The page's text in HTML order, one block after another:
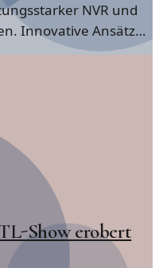
NVR und
Innovative Ansätze
Show erobert